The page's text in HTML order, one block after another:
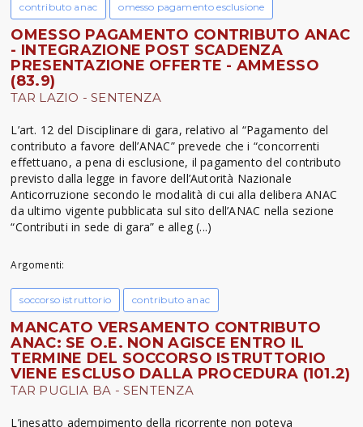
contributo anac omesso pagamento esclusione
OMESSO PAGAMENTO CONTRIBUTO ANAC
- INTEGRAZIONE POST SCADENZA
PRESENTAZIONE OFFERTE - AMMESSO
(83.9)
TAR LAZIO - SENTENZA
L’art. 12 del Disciplinare di gara, relativo al “Pagamento del
contributo a favore dell’ANAC” prevede che i “concorrenti
effettuano, a pena di esclusione, il pagamento del contributo
previsto dalla legge in favore dell’Autorità Nazionale
Anticorruzione secondo le modalità di cui alla delibera ANAC
da ultimo vigente pubblicata sul sito dell’ANAC nella sezione
“Contributi in sede di gara” e alleg (...)
Argomenti:
soccorso istruttorio contributo anac
MANCATO VERSAMENTO CONTRIBUTO
ANAC: SE O.E. NON AGISCE ENTRO IL
TERMINE DEL SOCCORSO ISTRUTTORIO
VIENE ESCLUSO DALLA PROCEDURA (101.2)
TAR PUGLIA BA - SENTENZA
L’inesatto adempimento della ricorrente non poteva